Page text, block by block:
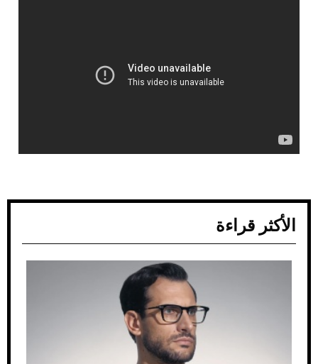
الأكثر قراءة